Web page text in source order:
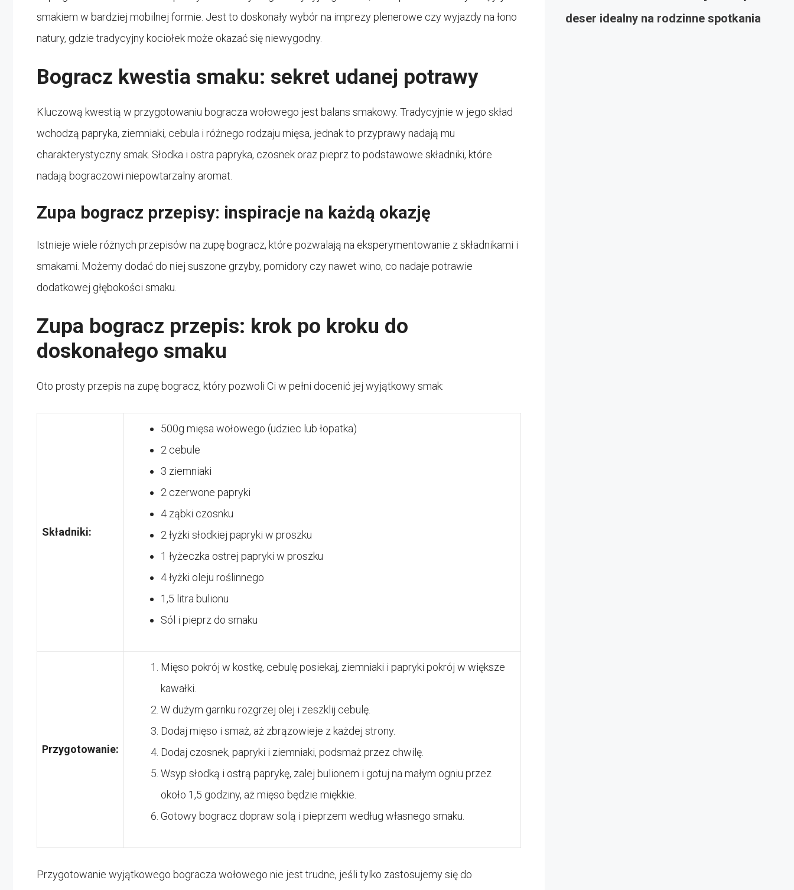
smakiem w bardziej mobilnej formie. Jest to doskonały wybór na imprezy plenerowe czy wyjazdy na łono
natury, gdzie tradycyjny kociołek może okazać się niewygodny.
Bogracz kwestia smaku: sekret udanej potrawy
Kluczową kwestią w przygotowaniu bogracza wołowego jest balans smakowy. Tradycyjnie w jego skład
wchodzą papryka, ziemniaki, cebula i różnego rodzaju mięsa, jednak to przyprawy nadają mu
charakterystyczny smak. Słodka i ostra papryka, czosnek oraz pieprz to podstawowe składniki, które
nadają bograczowi niepowtarzalny aromat.
Zupa bogracz przepisy: inspiracje na każdą okazję
Istnieje wiele różnych przepisów na zupę bogracz, które pozwalają na eksperymentowanie z składnikami i
smakami. Możemy dodać do niej suszone grzyby, pomidory czy nawet wino, co nadaje potrawie
dodatkowej głębokości smaku.
Zupa bogracz przepis: krok po kroku do
doskonałego smaku
Oto prosty przepis na zupę bogracz, który pozwoli Ci w pełni docenić jej wyjątkowy smak:
Składniki:
500g mięsa wołowego (udziec lub łopatka)
2 cebule
3 ziemniaki
2 czerwone papryki
4 ząbki czosnku
2 łyżki słodkiej papryki w proszku
1 łyżeczka ostrej papryki w proszku
4 łyżki oleju roślinnego
1,5 litra bulionu
Sól i pieprz do smaku
Przygotowanie:
Mięso pokrój w kostkę, cebulę posiekaj, ziemniaki i papryki pokrój w większe
kawałki.
W dużym garnku rozgrzej olej i zeszklij cebulę.
Dodaj mięso i smaż, aż zbrązowieje z każdej strony.
Dodaj czosnek, papryki i ziemniaki, podsmaż przez chwilę.
Wsyp słodką i ostrą paprykę, zalej bulionem i gotuj na małym ogniu przez
około 1,5 godziny, aż mięso będzie miękkie.
Gotowy bogracz dopraw solą i pieprzem według własnego smaku.
Przygotowanie wyjątkowego bogracza wołowego nie jest trudne, jeśli tylko zastosujemy się do
deser idealny na rodzinne spotkania